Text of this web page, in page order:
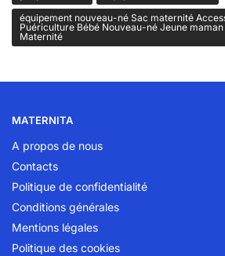
équipement nouveau-né Sac maternité
Puériculture Bébé Nouveau-né Jeune
Maternité
MATERNITA
A propos de nous
Contacts
Politique de confidentialité
Conditions générales
Mentions légales
Politique des cookies